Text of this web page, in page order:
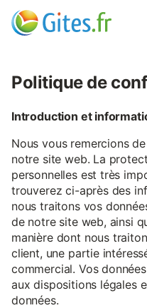
Politique de
Introduction et
Nous vous remercions
notre site web. La
personnelles est très
trouverez ci-après des
nous traitons vos
de notre site web, ainsi
manière dont nous
client, une partie
commercial. Vos
aux dispositions légales
données.